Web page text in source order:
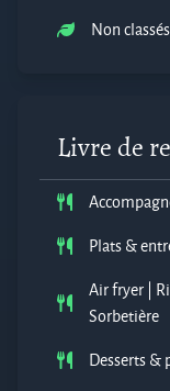
Non classés
Livre de
Plats &
Air fryer |
Sorbetière
Desserts &